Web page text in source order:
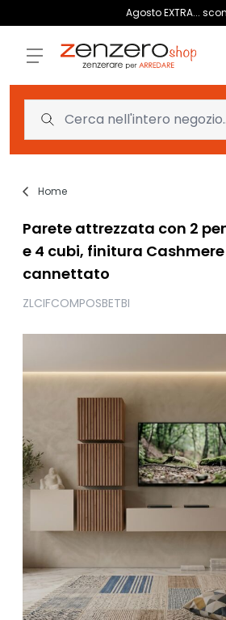
Agosto EXTRA...
Home
Parete attrezzata con 2
e 4 cubi, finitura
cannettato
ZLCIFCOMPOSBETBI